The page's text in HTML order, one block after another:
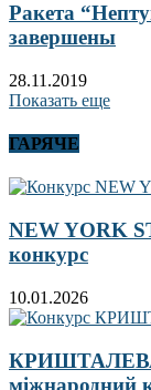
Ракета
завершены
28.11.2019
Показать еще
ГАРЯЧЕ
NEW YORK
конкурс
10.01.2026
міжнародний